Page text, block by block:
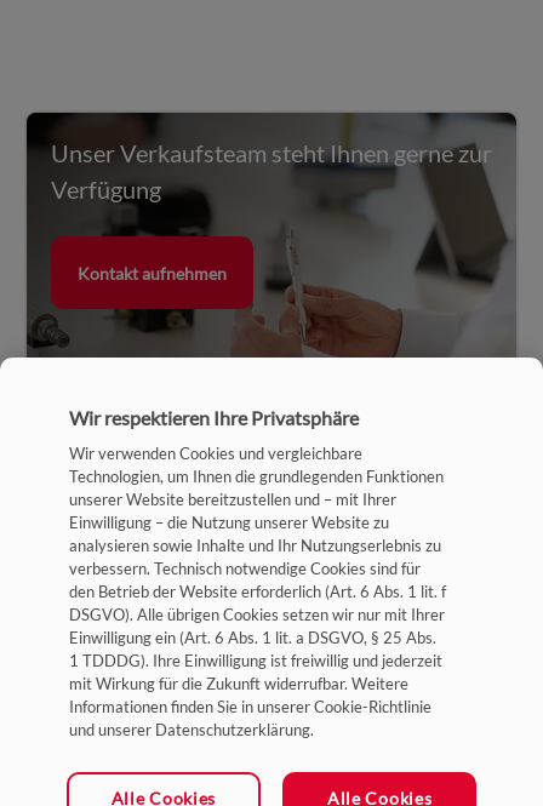
Unser Verkaufsteam steht Ihnen gerne zur
Verfügung
Kontakt aufnehmen
Impressum
Datenschutz
Allgemeine Geschäftsbedingungen
Cookie-Einstellungen
Ein Unternehmen der HYDAC Gruppe
Wir respektieren Ihre Privatsphäre
Wir verwenden Cookies und vergleichbare
Technologien, um Ihnen die grundlegenden Funktionen
unserer Website bereitzustellen und – mit Ihrer
Einwilligung – die Nutzung unserer Website zu
analysieren sowie Inhalte und Ihr Nutzungserlebnis zu
verbessern. Technisch notwendige Cookies sind für
den Betrieb der Website erforderlich (Art. 6 Abs. 1 lit. f
DSGVO). Alle übrigen Cookies setzen wir nur mit Ihrer
Einwilligung ein (Art. 6 Abs. 1 lit. a DSGVO, § 25 Abs.
1 TDDDG). Ihre Einwilligung ist freiwillig und jederzeit
mit Wirkung für die Zukunft widerrufbar. Weitere
Informationen finden Sie in unserer Cookie-Richtlinie
und unserer Datenschutzerklärung.
Alle Cookies
Alle Cookies